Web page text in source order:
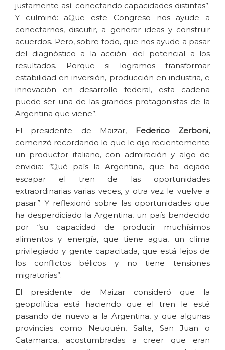
justamente así: conectando capacidades distintas”.
Y culminó: aQue este Congreso nos ayude a
conectarnos, discutir, a generar ideas y construir
acuerdos. Pero, sobre todo, que nos ayude a pasar
del diagnóstico a la acción; del potencial a los
resultados. Porque si logramos transformar
estabilidad en inversión, producción en industria, e
innovación en desarrollo federal, esta cadena
puede ser una de las grandes protagonistas de la
Argentina que viene”.
El presidente de Maizar, Federico Zerboni,
comenzó recordando lo que le dijo recientemente
un productor italiano, con admiración y algo de
envidia:
"Qué país la Argentina, que ha dejado
escapar el tren de las oportunidades
extraordinarias varias veces, y otra vez le vuelve a
pasar”. Y reflexionó sobre las oportunidades que
ha desperdiciado la Argentina, un país bendecido
por “su capacidad de producir muchísimos
alimentos y energía, que tiene agua, un clima
privilegiado y gente capacitada, que está lejos de
los conflictos bélicos y no tiene tensiones
migratorias”.
El presidente de Maizar consideró que la
geopolítica está haciendo que el tren le esté
pasando de nuevo a la Argentina, y que algunas
provincias como Neuquén, Salta, San Juan o
Catamarca, acostumbradas a creer que eran